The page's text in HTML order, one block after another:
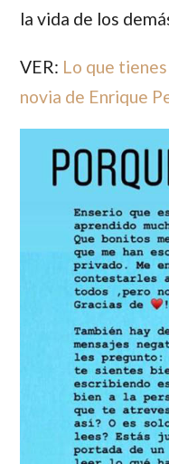
la vida de los
VER: Lo que
novia de Enrique